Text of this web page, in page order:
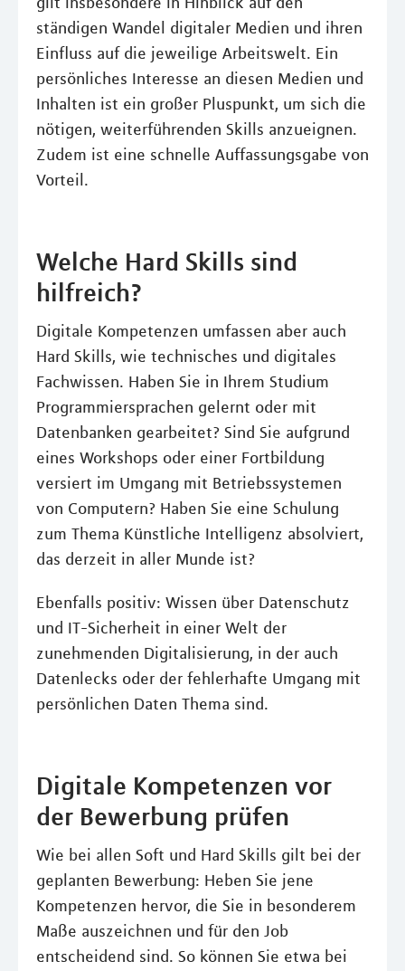
ständigen Wandel digitaler Medien und ihren
Einfluss auf die jeweilige Arbeitswelt. Ein
persönliches Interesse an diesen Medien und
Inhalten ist ein großer Pluspunkt, um sich die
nötigen, weiterführenden Skills anzueignen.
Zudem ist eine schnelle Auffassungsgabe von
Vorteil.
Welche Hard Skills sind
hilfreich?
Digitale Kompetenzen umfassen aber auch
Hard Skills, wie technisches und digitales
Fachwissen. Haben Sie in Ihrem Studium
Programmiersprachen gelernt oder mit
Datenbanken gearbeitet? Sind Sie aufgrund
eines Workshops oder einer Fortbildung
versiert im Umgang mit Betriebssystemen
von Computern? Haben Sie eine Schulung
zum Thema Künstliche Intelligenz absolviert,
das derzeit in aller Munde ist?
Ebenfalls positiv: Wissen über Datenschutz
und IT-Sicherheit in einer Welt der
zunehmenden Digitalisierung, in der auch
Datenlecks oder der fehlerhafte Umgang mit
persönlichen Daten Thema sind.
Digitale Kompetenzen vor
der Bewerbung prüfen
Wie bei allen Soft und Hard Skills gilt bei der
geplanten Bewerbung: Heben Sie jene
Kompetenzen hervor, die Sie in besonderem
Maße auszeichnen und für den Job
entscheidend sind. So können Sie etwa bei